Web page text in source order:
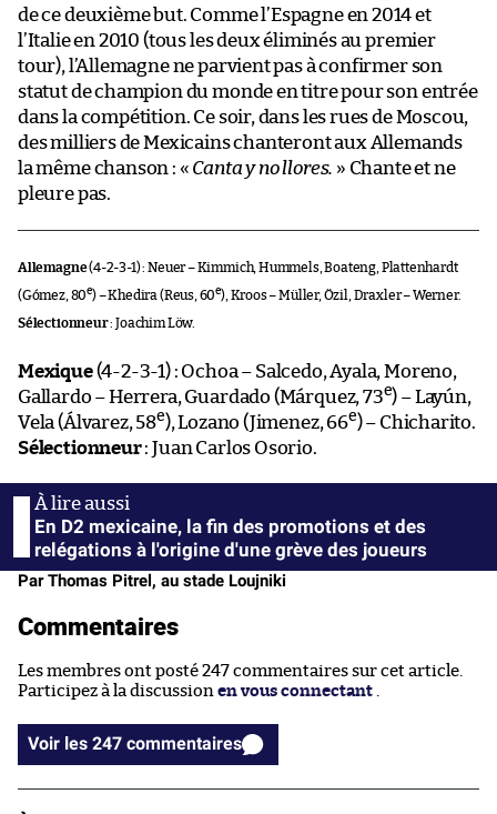
de ce deuxième but. Comme l’Espagne en 2014 et
l’Italie en 2010 (tous les deux éliminés au premier
tour), l’Allemagne ne parvient pas à confirmer son
statut de champion du monde en titre pour son entrée
dans la compétition. Ce soir, dans les rues de Moscou,
des milliers de Mexicains chanteront aux Allemands
la même chanson : « Canta y no llores. » Chante et ne
pleure pas.
Allemagne(4-2-3-1) : Neuer – Kimmich, Hummels, Boateng, Plattenhardt
(Gómez, 80e) – Khedira (Reus, 60e), Kroos – Müller, Özil, Draxler – Werner.
Sélectionneur: Joachim Löw.
Mexique(4-2-3-1) : Ochoa – Salcedo, Ayala, Moreno,
Gallardo – Herrera, Guardado (Márquez, 73e) – Layún,
Vela (Álvarez, 58e), Lozano (Jimenez, 66e) – Chicharito.
Sélectionneur: Juan Carlos Osorio.
En D2 mexicaine, la fin des promotions et des
relégations à l'origine d'une grève des joueurs
Par Thomas Pitrel, au stade Loujniki
Commentaires
Les membres ont posté 247 commentaires sur cet article.
Participez à la discussion en vous connectant
Voir les 247 commentaires